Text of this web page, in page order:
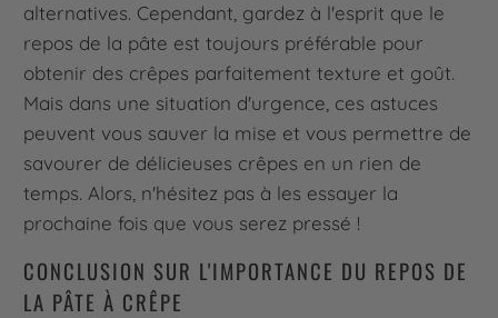
alternatives. Cependant, gardez à l'esprit que le
repos de la pâte est toujours préférable pour
obtenir des crêpes parfaitement texture et goût.
Mais dans une situation d'urgence, ces astuces
peuvent vous sauver la mise et vous permettre de
savourer de délicieuses crêpes en un rien de
temps. Alors, n'hésitez pas à les essayer la
prochaine fois que vous serez pressé !
CONCLUSION SUR L'IMPORTANCE DU REPOS DE
LA PÂTE À CRÊPE